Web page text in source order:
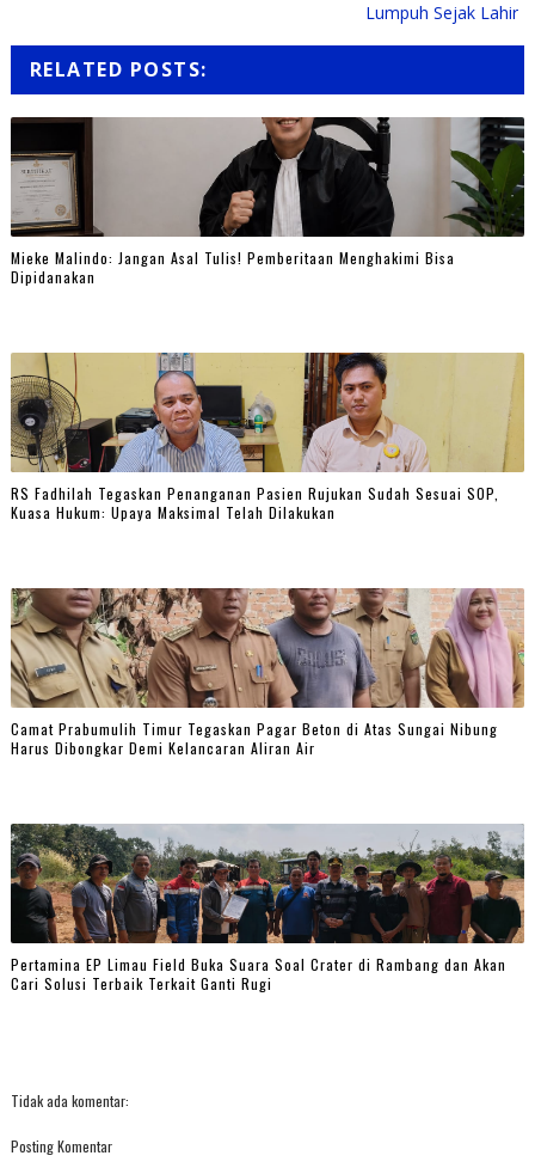
Lumpuh Sejak Lahir
RELATED POSTS:
Mieke Malindo: Jangan Asal Tulis! Pemberitaan Menghakimi Bisa
Dipidanakan
RS Fadhilah Tegaskan Penanganan Pasien Rujukan Sudah Sesuai SOP,
Kuasa Hukum: Upaya Maksimal Telah Dilakukan
Camat Prabumulih Timur Tegaskan Pagar Beton di Atas Sungai Nibung
Harus Dibongkar Demi Kelancaran Aliran Air
Pertamina EP Limau Field Buka Suara Soal Crater di Rambang dan Akan
Cari Solusi Terbaik Terkait Ganti Rugi
Tidak ada komentar:
Posting Komentar